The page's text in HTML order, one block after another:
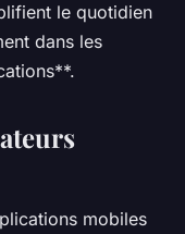
le quotidien
dans les
mobiles